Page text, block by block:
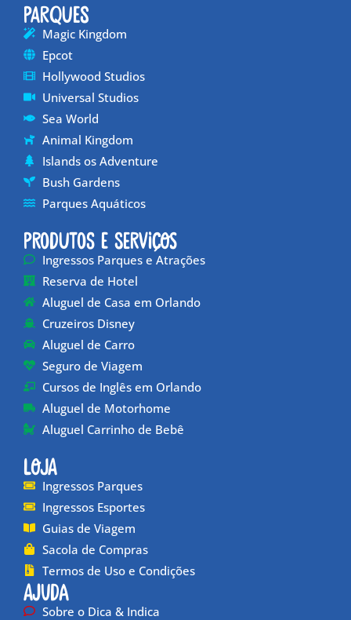
Parques
Magic Kingdom
Epcot
Hollywood Studios
Universal Studios
Sea World
Animal Kingdom
Islands os Adventure
Bush Gardens
Parques Aquáticos
Produtos e Serviços
Ingressos Parques e Atrações
Reserva de Hotel
Aluguel de Casa em Orlando
Cruzeiros Disney
Aluguel de Carro
Seguro de Viagem
Cursos de Inglês em Orlando
Aluguel de Motorhome
Aluguel Carrinho de Bebê
Loja
Ingressos Parques
Ingressos Esportes
Guias de Viagem
Sacola de Compras
Termos de Uso e Condições
Ajuda
Sobre o Dica & Indica